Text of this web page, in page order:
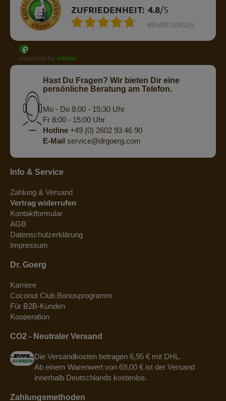
ZUFRIEDENHEIT: 4.8/5
BEWERTUNGEN
powered by eKomi
Hast Du Fragen? Wir bieten Dir eine
persönliche Beratung am Telefon.
Mo - Do 8:00 - 15:30 Uhr
Fr 8:00 - 15:00 Uhr
Hotline +49 (0) 2602 93 46 90
E-Mail service@drgoerg.com
Info & Service
Zahlung & Versand
Vertrag widerrufen
Kontaktformular
AGB
Datenschutzerklärung
Impressum
Dr. Goerg
Karriere
Coconut Club Bonusprogramm
Für B2B-Kunden
Kooperation
CO2 - Neutraler Versand
Die Versandkosten betragen 6,95 € mit DHL.
Ab einem Warenwert von 69,00 € ist der Versand
innerhalb Deutschlands kostenlos.
Zahlungsmethoden